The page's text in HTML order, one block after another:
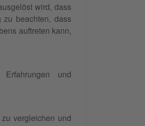
wird, dass
beachten, dass
auftreten kann,
und
vergleichen und